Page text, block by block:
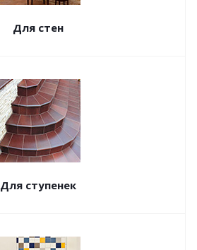
Для стен
Для ступенек